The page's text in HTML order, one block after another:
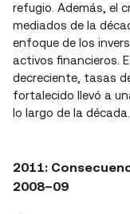
refugio. Además, el
mediados de la
enfoque de los
activos financieros.
decreciente, tasas
fortalecido llevó a
lo largo de la década.
2011:
2008–09